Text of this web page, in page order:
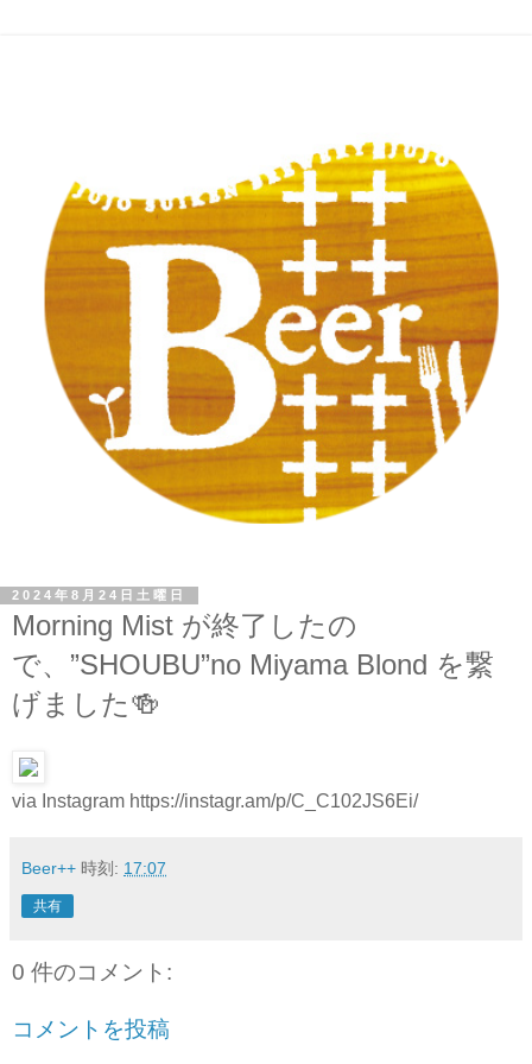
2024年8月24日土曜日
Morning Mist が終了したの
で、”SHOUBU”no Miyama Blond を繋
げました🍻
via Instagram https://instagr.am/p/C_C102JS6Ei/
Beer++ 時刻: 17:07
共有
0 件のコメント:
コメントを投稿